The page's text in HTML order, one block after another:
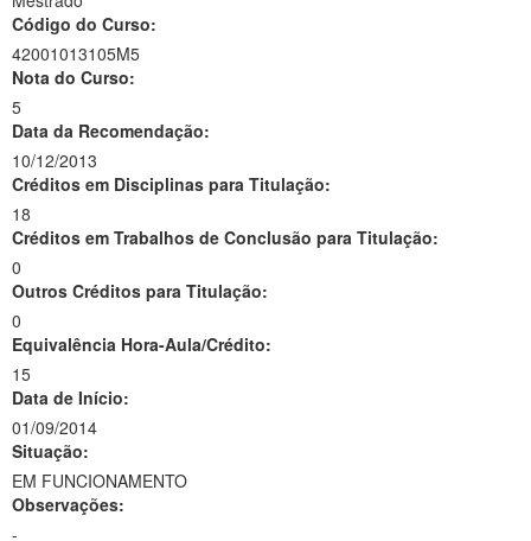
Código do Curso:
42001013105M5
Nota do Curso:
5
Data da Recomendação:
10/12/2013
Créditos em Disciplinas para Titulação:
18
Créditos em Trabalhos de Conclusão para Titulação:
0
Outros Créditos para Titulação:
0
Equivalência Hora-Aula/Crédito:
15
Data de Início:
01/09/2014
Situação:
EM FUNCIONAMENTO
Observações:
-